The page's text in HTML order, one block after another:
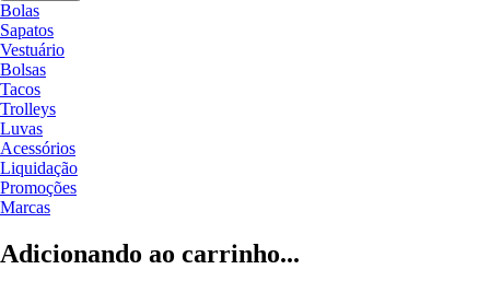
Bolas
Sapatos
Vestuário
Bolsas
Tacos
Trolleys
Luvas
Acessórios
Liquidação
Promoções
Marcas
Adicionando ao carrinho...